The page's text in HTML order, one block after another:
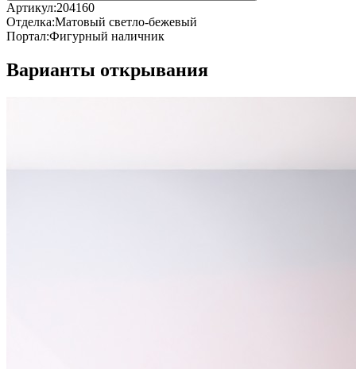
Артикул:204160
Отделка:Матовый светло-бежевый
Портал:Фигурный наличник
Варианты открывания